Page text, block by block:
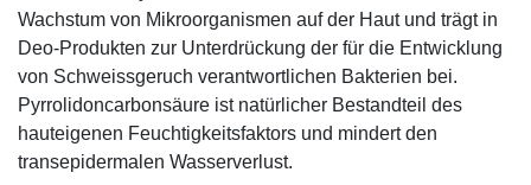
Wachstum von Mikroorganismen auf der Haut und trägt in
Deo-Produkten zur Unterdrückung der für die Entwicklung
von Schweissgeruch verantwortlichen Bakterien bei.
Pyrrolidoncarbonsäure ist natürlicher Bestandteil des
hauteigenen Feuchtigkeitsfaktors und mindert den
transepidermalen Wasserverlust.